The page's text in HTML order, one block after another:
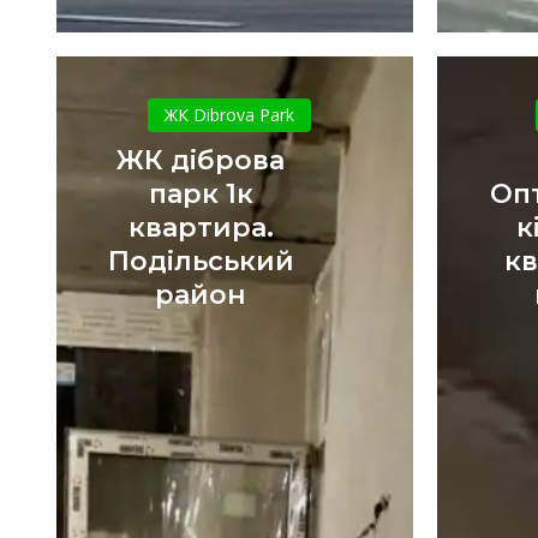
діброва
парк
1к
квартира.
Подільський
район
ЖК Dibrova Park
ЖК діброва
парк 1к
квартира.
Подільський
район